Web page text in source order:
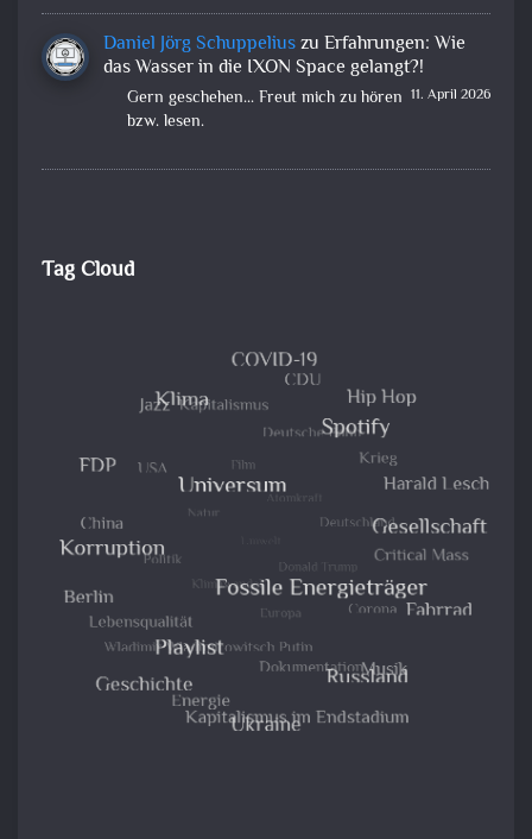
Daniel Jörg Schuppeliuszu Erfahrungen: Wie
das Wasser in die IXON Space gelangt?!
11. April 2026
Gern geschehen... Freut mich zu hören
bzw. lesen.
Tag Cloud